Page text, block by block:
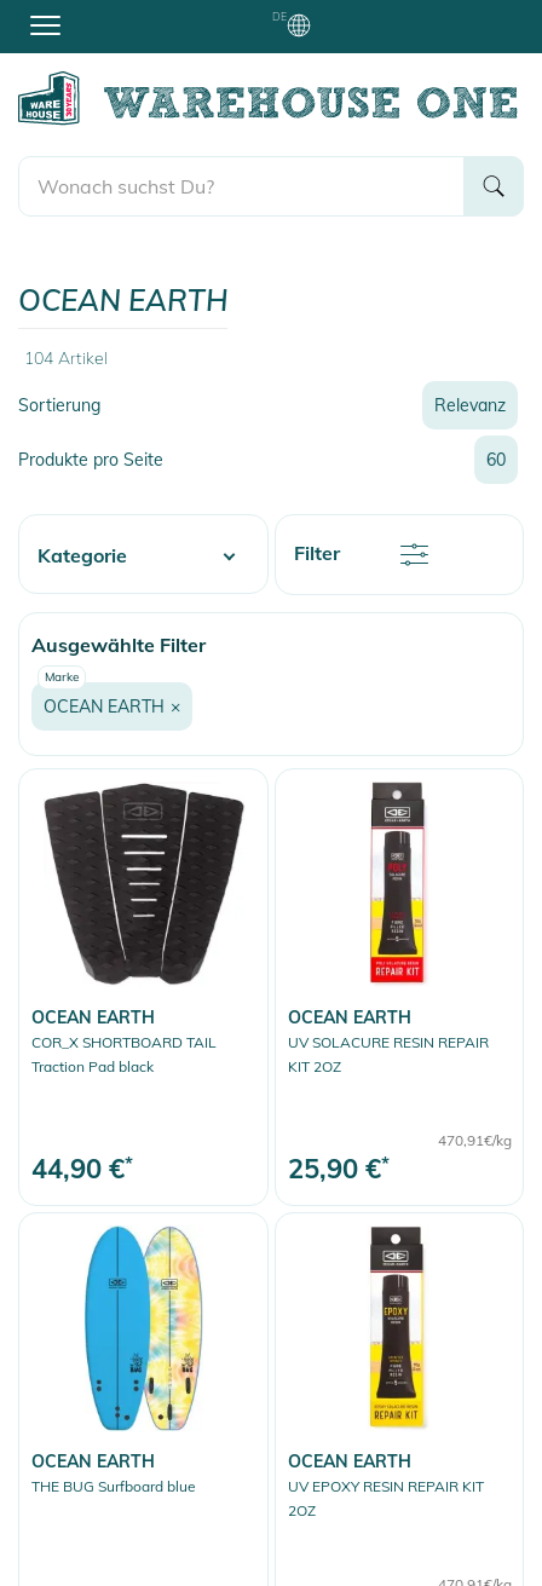
DE
OCEAN EARTH
104 Artikel
Sortierung
Relevanz
Relevanz
Neueste
Preis
Rabatt
Name
Name
Produkte pro Seite 60
Filter
Kategorie
Skate
Fashion & More
Snow
Ausgewählte Filter
Marke
OCEAN EARTH ×
OCEAN EARTH
COR_X SHORTBOARD TAIL
Traction Pad black
44,90 €*
OCEAN EARTH
UV SOLACURE RESIN REPAIR
KIT 2OZ
470,91€/kg
25,90 €*
OCEAN EARTH
THE BUG Surfboard blue
OCEAN EARTH
UV EPOXY RESIN REPAIR KIT
2OZ